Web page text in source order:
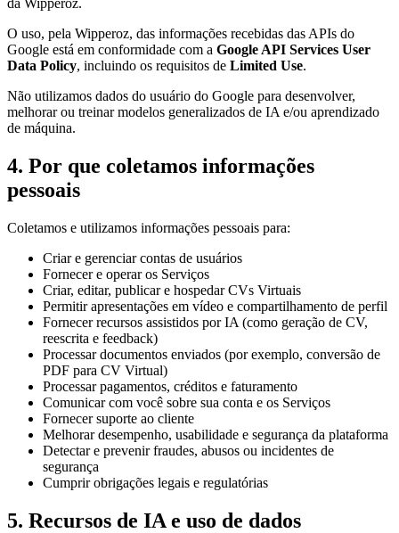
da Wipperoz.
O uso, pela Wipperoz, das informações recebidas das APIs do
Google está em conformidade com a Google API Services User
Data Policy, incluindo os requisitos de Limited Use.
Não utilizamos dados do usuário do Google para desenvolver,
melhorar ou treinar modelos generalizados de IA e/ou aprendizado
de máquina.
4. Por que coletamos informações
pessoais
Coletamos e utilizamos informações pessoais para:
Criar e gerenciar contas de usuários
Fornecer e operar os Serviços
Criar, editar, publicar e hospedar CVs Virtuais
Permitir apresentações em vídeo e compartilhamento de perfil
Fornecer recursos assistidos por IA (como geração de CV,
reescrita e feedback)
Processar documentos enviados (por exemplo, conversão de
PDF para CV Virtual)
Processar pagamentos, créditos e faturamento
Comunicar com você sobre sua conta e os Serviços
Fornecer suporte ao cliente
Melhorar desempenho, usabilidade e segurança da plataforma
Detectar e prevenir fraudes, abusos ou incidentes de
segurança
Cumprir obrigações legais e regulatórias
5. Recursos de IA e uso de dados